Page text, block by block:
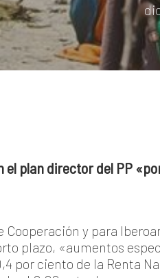
el plan director del PP
PRESS)
Cooperación y para
plazo, «aumentos
por ciento de la Renta